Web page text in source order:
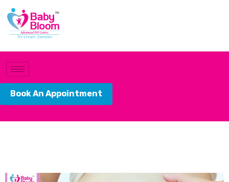
Book An Appointment